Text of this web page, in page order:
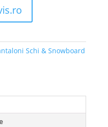
Schi & Snowboard